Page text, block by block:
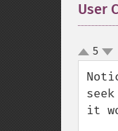
User
up5
it